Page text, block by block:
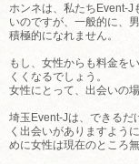
ホンネは、私たちEvent-J
いのですが、一般的に、
積極的になれません。
もし、女性からも料金を
くくなるでしょう。
女性にとって、出会いの
埼玉Event-Jは、できるだ
く出会いがありますよう
めに女性は現在のところ